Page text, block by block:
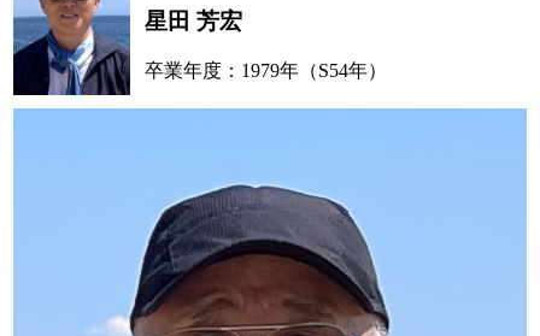
星田 芳宏
卒業年度：1979年（S54年）